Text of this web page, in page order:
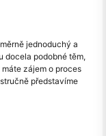
jednoduchý a
docela podobné těm,
zájem o proces
představíme